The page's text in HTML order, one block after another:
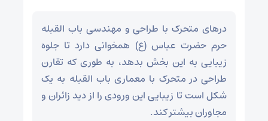
درهای متحرک با طراحی و مهندسی باب القبله
حرم حضرت عباس (ع) همخوانی دارد تا جلوه
زیبایی به این بخش بدهد، به طوری که تقارن
طراحی در متحرک با معماری باب القبله به یک
شکل است تا زیبایی این ورودی را از دید زائران و
مجاوران بیشتر کند.